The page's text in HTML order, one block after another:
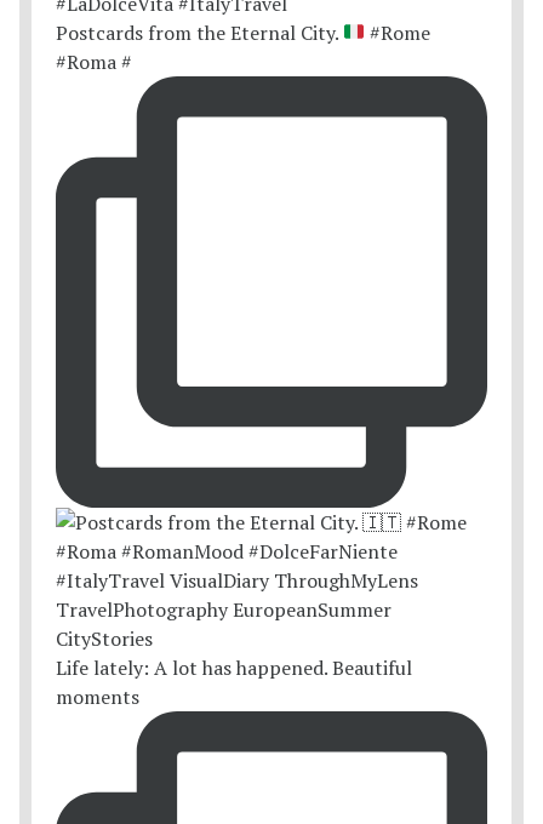
Postcards from the Eternal City.
#Rome
#Roma #
Life lately: A lot has happened. Beautiful
moments